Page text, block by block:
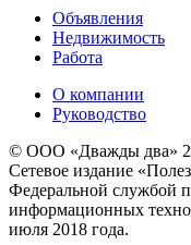
Объявления
Недвижимость
Работа
О компании
Руководство
© ООО «Дважды два»
Сетевое издание
Федеральной службой
информационных
июля 2018 года.